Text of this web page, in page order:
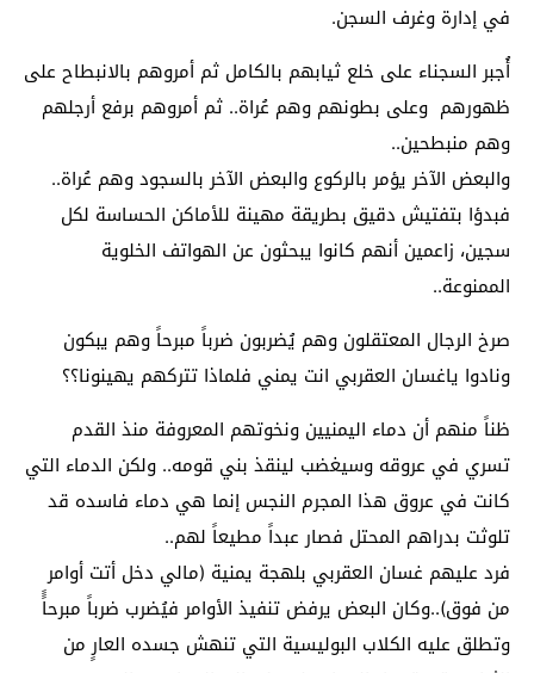
في إدارة وغرف السجن.
أُجبر السجناء على خلع ثيابهم بالكامل ثم أمروهم بالانبطاح على
ظهورهم وعلى بطونهم وهم عُراة.. ثم أمروهم برفع أرجلهم
وهم منبطحين..
والبعض الآخر يؤمر بالركوع والبعض الآخر بالسجود وهم عُراة..
فبدؤا بتفتيش دقيق بطريقة مهينة للأماكن الحساسة لكل
سجين، زاعمين أنهم كانوا يبحثون عن الهواتف الخلوية
الممنوعة..
صرخ الرجال المعتقلون وهم يُضربون ضرباً مبرحاً وهم يبكون
ونادوا ياغسان العقربي انت يمني فلماذا تتركهم يهينونا؟؟
ظناً منهم أن دماء اليمنيين ونخوتهم المعروفة منذ القدم
تسري في عروقه وسيغضب لينقذ بني قومه.. ولكن الدماء التي
كانت في عروق هذا المجرم النجس إنما هي دماء فاسده قد
تلوثت بدراهم المحتل فصار عبداً مطيعاً لهم..
فرد عليهم غسان العقربي بلهجة يمنية (مالي دخل أتت أوامر
من فوق)..وكان البعض يرفض تنفيذ الأوامر فيُضرب ضرباً مبرحاًً
وتطلق عليه الكلاب البوليسية التي تنهش جسده العارٍ من